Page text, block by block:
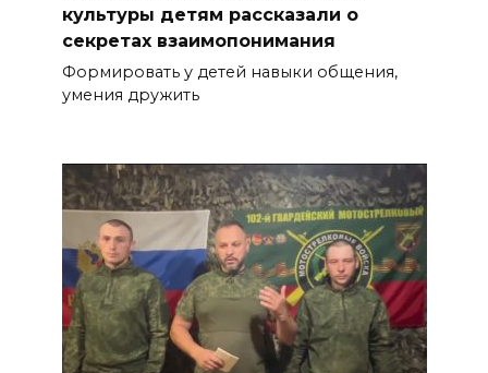
культуры детям рассказали о
секретах взаимопонимания
Формировать у детей навыки общения,
умения дружить